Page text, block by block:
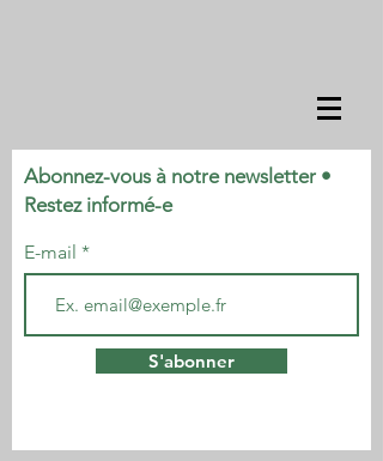
Abonnez-vous à notre newsletter •
Restez informé-e
E-mail
S'abonner